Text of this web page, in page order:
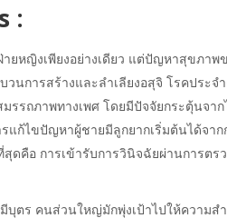
:
ายหญิงเพียงอย่างเดียว แต่ปัญหาสุขภา
วนการสร้างและลำเลียงอสุจิ โรคประ
รรถภาพทางเพศ โดยมีปัจจัยกระตุ้นจ
แก้ไขปัญหาผู้ชายมีลูกยากเริ่มต้นได้จา
ดคือ การเข้ารับการวินิจฉัยผ่านการตร
บุตร คนส่วนใหญ่มักพุ่งเป้าไปให้ความ